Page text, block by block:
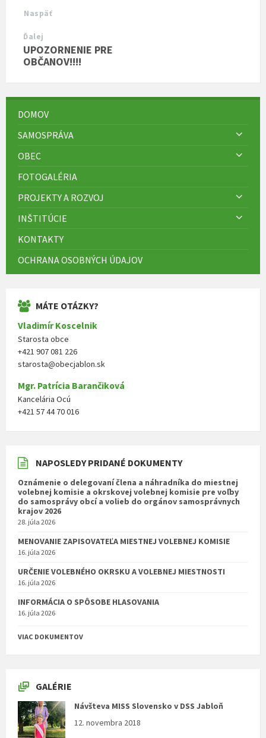
Naspäť
Ďalej
UPOZORNENIE PRE
OBČANOV!!!!
DOMOV
SAMOSPRÁVA
OBEC
FOTOGALÉRIA
PROJEKTY A ROZVOJ
INŠTITÚCIE
KONTAKTY
OCHRANA OSOBNÝCH ÚDAJOV
MÁTE OTÁZKY?
Vladimír Koscelnik
Starosta obce
+421 907 081 226
starosta@obecjablon.sk
Mgr. Patrícia Barančiková
Kancelária Ocú
+421 57 44 70 016
NAPOSLEDY PRIDANÉ DOKUMENTY
Oznámenie o delegovaní člena a náhradníka do miestnej
volebnej komisie a okrskovej volebnej komisie pre voľby
do samosprávy obcí a volieb do orgánov samosprávnych
krajov 2026
28. júla 2026
MENOVANIE ZAPISOVATEĽA MIESTNEJ VOLEBNEJ KOMISIE
16. júla 2026
URČENIE VOLEBNÉHO OKRSKU A VOLEBNEJ MIESTNOSTI
16. júla 2026
INFORMÁCIA O SPÔSOBE HLASOVANIA
16. júla 2026
VIAC DOKUMENTOV
GALÉRIE
Návšteva MISS Slovensko v DSS Jabloň
12. novembra 2018